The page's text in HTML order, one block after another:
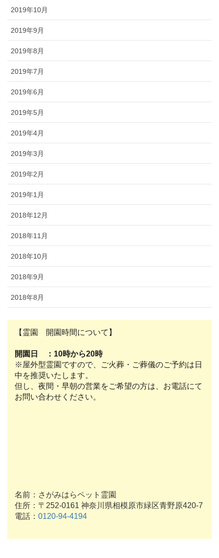
2019年10月
2019年9月
2019年8月
2019年7月
2019年6月
2019年5月
2019年4月
2019年3月
2019年2月
2019年1月
2018年12月
2018年11月
2018年10月
2018年9月
2018年8月
【霊園 開園時間について】
開園日 ：10時から20時
※屋外型霊園ですので、ご火葬・ご葬儀のご予約は日
中を推奨いたします。
但し、夜間・早朝の営業をご希望の方は、お電話にて
お問い合わせください。
名前：さがみはらペット霊園
住所：〒252-0161 神奈川県相模原市緑区青野原420-7
電話： 0120-94-4194